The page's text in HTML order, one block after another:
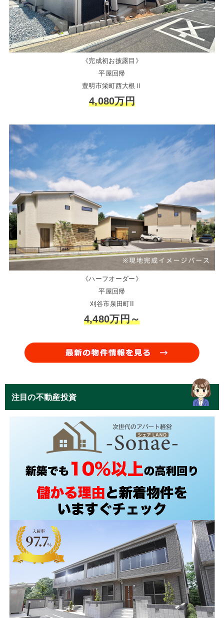
《完成初お披露目》
平屋回帰
豊明市栄町西大根Ⅱ
4,080万円
《ハーフオーダー》
平屋回帰
刈谷市泉田町II
4,480万円～
注目の不動産投資